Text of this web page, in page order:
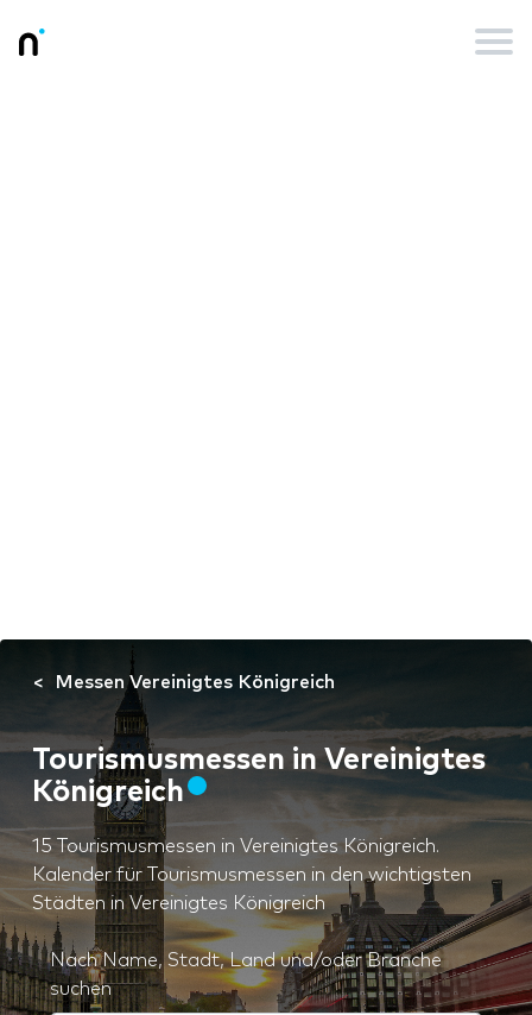
Messen Vereinigtes Königreich
Tourismusmessen in Vereinigtes
Königreich
15 Tourismusmessen in Vereinigtes Königreich.
Kalender für Tourismusmessen in den wichtigsten
Städten in Vereinigtes Königreich
Nach Name, Stadt, Land und/oder Branche
suchen